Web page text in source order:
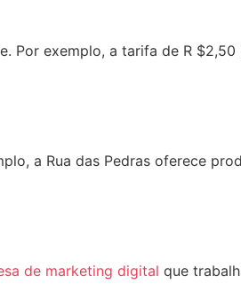
Por exemplo, a tarifa de R $2,50
a Rua das Pedras oferece
de marketing digital que